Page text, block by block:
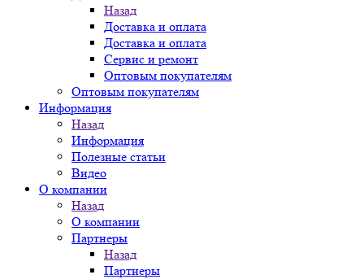
Назад
Доставка и оплата
Доставка и оплата
Сервис и ремонт
Оптовым покупателям
Оптовым покупателям
Информация
Назад
Информация
Полезные статьи
Видео
О компании
Назад
О компании
Партнеры
Назад
Партнеры